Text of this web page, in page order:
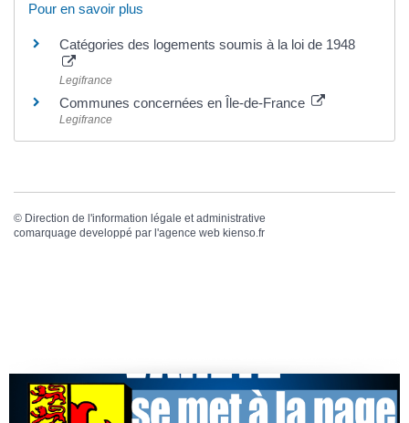
Pour en savoir plus
Catégories des logements soumis à la loi de 1948
Legifrance
Communes concernées en Île-de-France
Legifrance
© Direction de l'information légale et administrative
comarquage developpé par l'agence web kienso.fr